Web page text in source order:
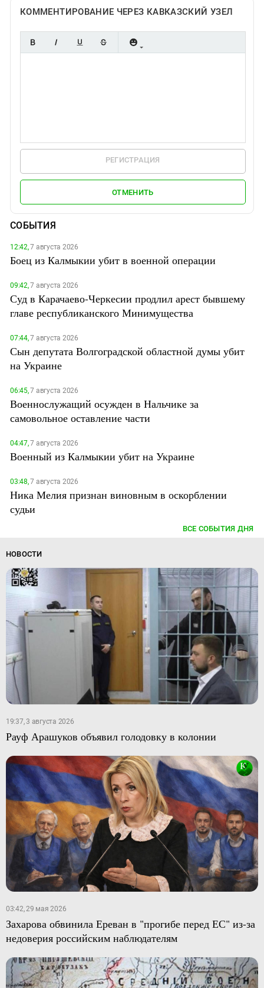
КОММЕНТИРОВАНИЕ ЧЕРЕЗ КАВКАЗСКИЙ УЗЕЛ
РЕГИСТРАЦИЯ
ОТМЕНИТЬ
СОБЫТИЯ
12:42,7 августа 2026
Боец из Калмыкии убит в военной операции
09:42,7 августа 2026
Суд в Карачаево-Черкесии продлил арест бывшему
главе республиканского Минимущества
07:44,7 августа 2026
Сын депутата Волгоградской областной думы убит
на Украине
06:45,7 августа 2026
Военнослужащий осужден в Нальчике за
самовольное оставление части
04:47,7 августа 2026
Военный из Калмыкии убит на Украине
03:48,7 августа 2026
Ника Мелия признан виновным в оскорблении
судьи
ВСЕ СОБЫТИЯ ДНЯ
НОВОСТИ
19:37, 3 августа 2026
Рауф Арашуков объявил голодовку в колонии
03:42, 29 мая 2026
Захарова обвинила Ереван в "прогибе перед ЕС" из-за
недоверия российским наблюдателям